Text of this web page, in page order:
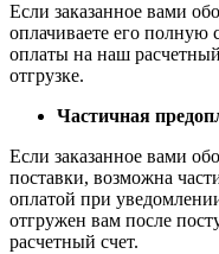
Если заказанное вами
оплачиваете его полную
оплаты на наш
отгрузке.
Частичная
Если заказанное вами
поставки, возможна
оплатой при
отгружен вам после
расчетный счет.